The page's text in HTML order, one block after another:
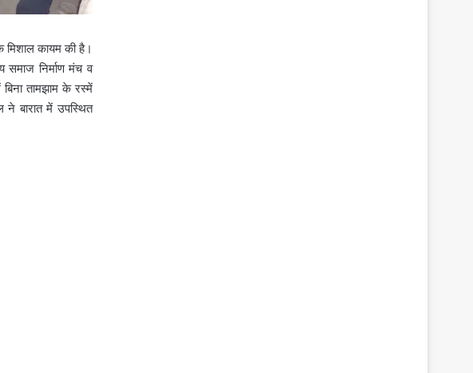
कायम की है।
समाज निर्माण मंच व
तामझाम के रस्में
ने बारात में उपस्थित